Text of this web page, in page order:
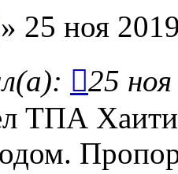
» 25 ноя
25
ТПА